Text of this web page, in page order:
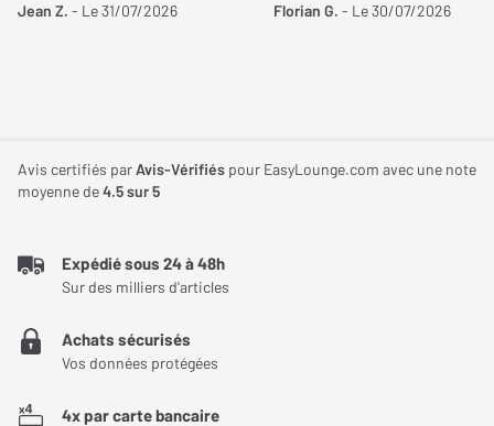
Jean Z. - Le 31/07/2026
Florian G. - Le 30/07/2026
Avis certifiés parAvis-Vérifiés pour EasyLounge.com avec une note
moyenne de4.5sur 5
Expédié sous 24 à 48h
Sur des milliers d'articles
Achats sécurisés
Vos données protégées
4x par carte bancaire